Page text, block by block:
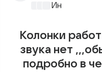
Колонки
звука нет
подробно в